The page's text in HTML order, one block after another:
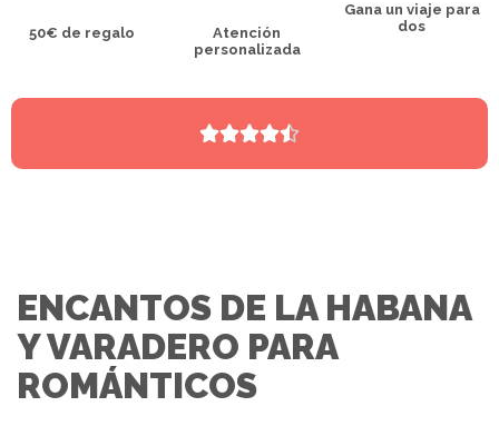
50€ de regalo
Atención
personalizada
Gana un viaje para
dos

ENCANTOS DE LA HABANA
Y VARADERO PARA
ROMÁNTICOS